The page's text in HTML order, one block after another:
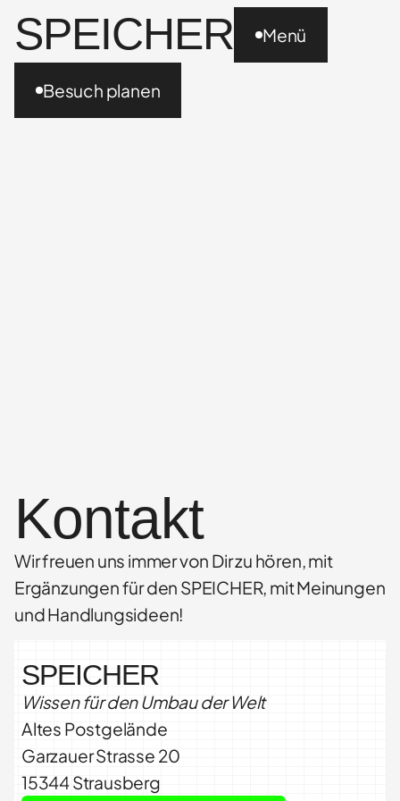
Menü
Besuch planen
SPEICHER
Kontakt
Wir freuen uns immer von Dir zu hören, mit
Ergänzungen für den SPEICHER, mit Meinungen
und Handlungsideen!
SPEICHER
Wissen für den Umbau der Welt
Altes Postgelände
Garzauer Strasse 20
15344 Strausberg